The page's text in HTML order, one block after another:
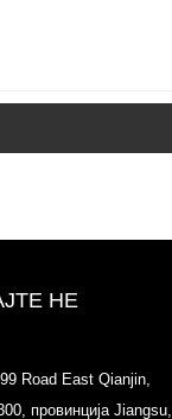
НЕ
Road East Qianjin,
провинција Jiangsu,